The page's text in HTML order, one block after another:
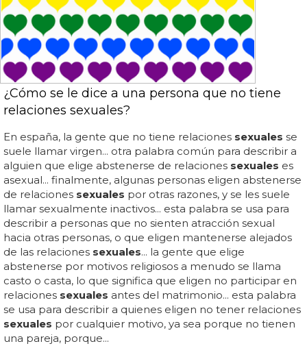
¿Cómo se le dice a una persona que no tiene
relaciones sexuales?
En españa, la gente que no tiene relaciones sexuales se
suele llamar virgen... otra palabra común para describir a
alguien que elige abstenerse de relaciones sexuales es
asexual... finalmente, algunas personas eligen abstenerse
de relaciones sexuales por otras razones, y se les suele
llamar sexualmente inactivos... esta palabra se usa para
describir a personas que no sienten atracción sexual
hacia otras personas, o que eligen mantenerse alejados
de las relaciones sexuales... la gente que elige
abstenerse por motivos religiosos a menudo se llama
casto o casta, lo que significa que eligen no participar en
relaciones sexuales antes del matrimonio... esta palabra
se usa para describir a quienes eligen no tener relaciones
sexuales por cualquier motivo, ya sea porque no tienen
una pareja, porque...